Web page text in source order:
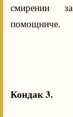
смирении
помощниче.
Кондак 3.